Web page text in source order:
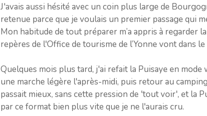
J'avais aussi hésité avec un coin plus large de
retenue parce que je voulais un premier passage qui
Mon habitude de tout préparer m’a appris à regarder
repères de l'Office de tourisme de l’Yonne vont dans le
Quelques mois plus tard, j'ai refait la Puisaye en
une marche légère l'après-midi, puis retour au
passait mieux, sans cette pression de 'tout voir', et la
par ce format bien plus vite que je ne l'aurais cru.